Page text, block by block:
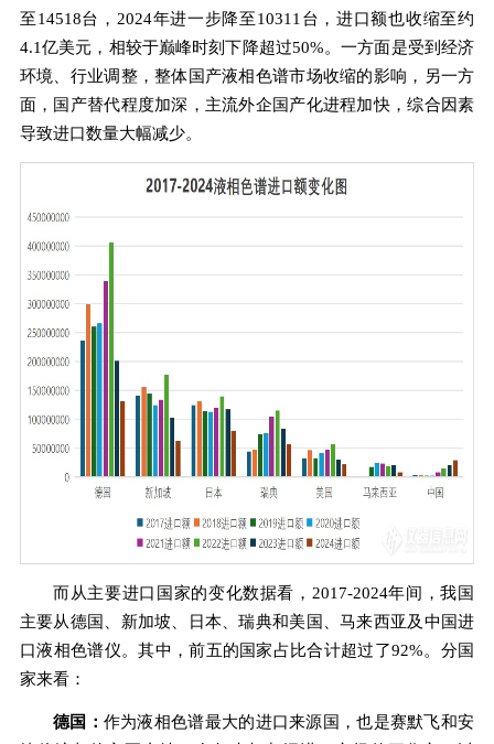
至14518台，2024年进一步降至10311台，进口额也收缩至约
4.1亿美元，相较于巅峰时刻下降超过50%。一方面是受到经济
环境、行业调整，整体国产液相色谱市场收缩的影响，另一方
面，国产替代程度加深，主流外企国产化进程加快，综合因素
导致进口数量大幅减少。
而从主要进口国家的变化数据看，2017-2024年间，我国
主要从德国、新加坡、日本、瑞典和美国、马来西亚及中国进
口液相色谱仪。其中，前五的国家占比合计超过了92%。分国
家来看：
德国： 作为液相色谱最大的进口来源国，也是赛默飞和安